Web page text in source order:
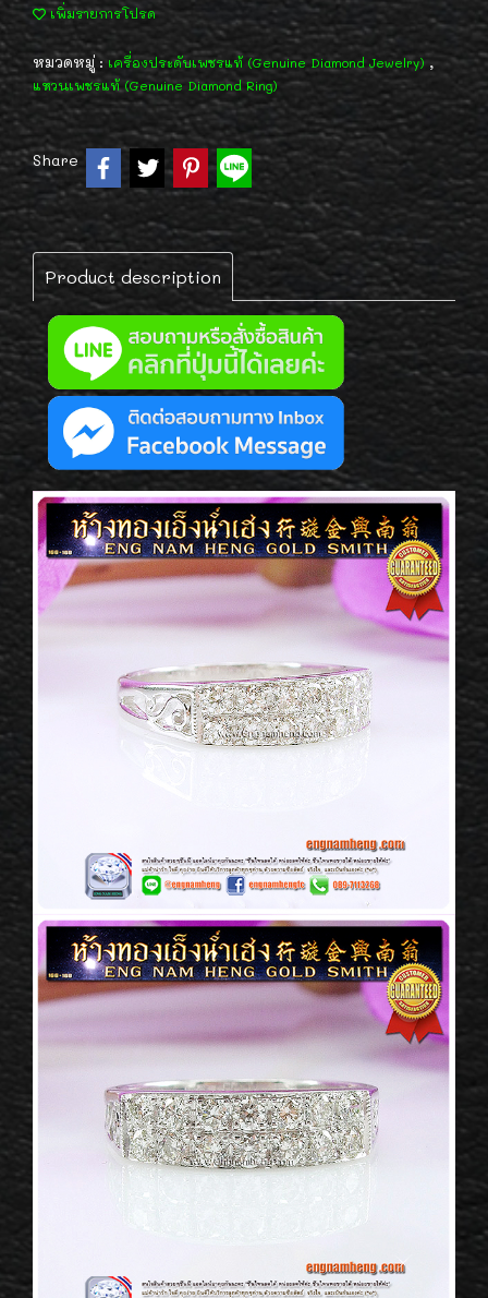
เพิ่มรายการโปรด
หมวดหมู่ : เครื่องประดับเพชรแท้ (Genuine Diamond Jewelry) ,
แหวนเพชรแท้ (Genuine Diamond Ring)
Share
Product description